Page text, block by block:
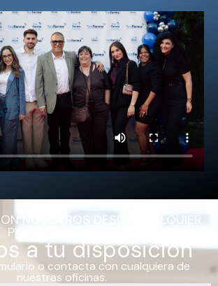
NOSOTROS DESDE CUALQUIER
PUNTO DE ESPAÑA
a tu disposición
o contacta con cualquiera de
nuestras oficinas.